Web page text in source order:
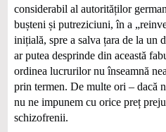
considerabil al autorităților
bușteni și putreziciuni, în a
inițială, spre a salva țara de la un
ar putea desprinde din această
ordinea lucrurilor nu înseamnă
prin termen. De multe ori – dacă
nu ne impunem cu orice preț
schizofrenii.